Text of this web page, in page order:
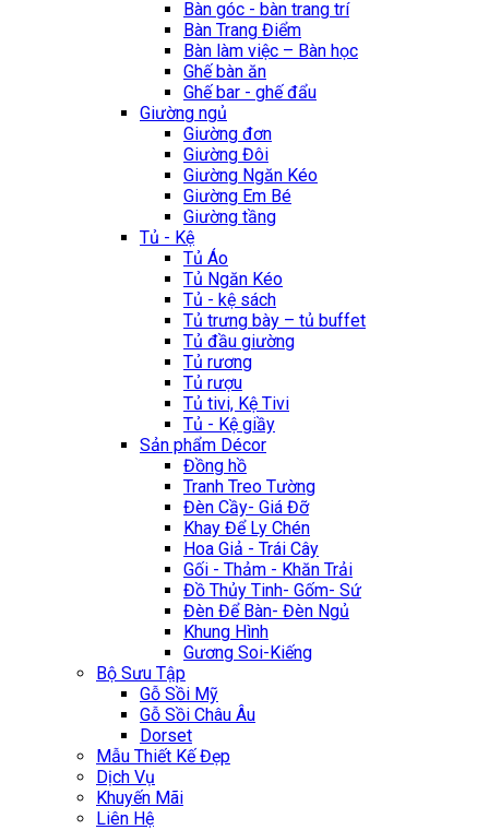
Bàn góc - bàn trang trí
Bàn Trang Điểm
Bàn làm việc – Bàn học
Ghế bàn ăn
Ghế bar - ghế đẩu
Giường ngủ
Giường đơn
Giường Đôi
Giường Ngăn Kéo
Giường Em Bé
Giường tầng
Tủ - Kệ
Tủ Áo
Tủ Ngăn Kéo
Tủ - kệ sách
Tủ trưng bày – tủ buffet
Tủ đầu giường
Tủ rương
Tủ rượu
Tủ tivi, Kệ Tivi
Tủ - Kệ giầy
Sản phẩm Décor
Đồng hồ
Tranh Treo Tường
Đèn Cầy- Giá Đỡ
Khay Để Ly Chén
Hoa Giả - Trái Cây
Gối - Thảm - Khăn Trải
Đồ Thủy Tinh- Gốm- Sứ
Đèn Để Bàn- Đèn Ngủ
Khung Hình
Gương Soi-Kiếng
Bộ Sưu Tập
Gỗ Sồi Mỹ
Gỗ Sồi Châu Âu
Dorset
Mẫu Thiết Kế Đẹp
Dịch Vụ
Khuyến Mãi
Liên Hệ